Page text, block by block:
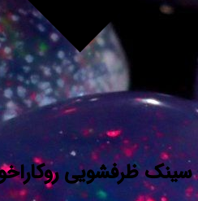
سینک ظرفشویی